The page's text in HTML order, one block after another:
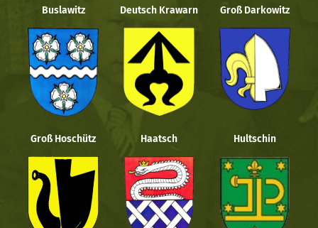
Buslawitz Deutsch Krawarn Groß Darkowitz
Groß Hoschütz Haatsch Hultschin